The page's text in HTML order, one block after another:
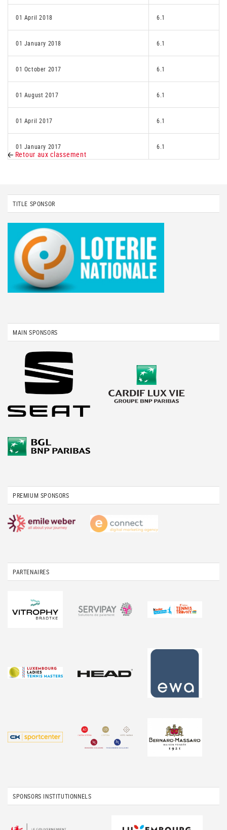
01 April 2018 6.1
01 January 2018 6.1
01 October 2017 6.1
01 August 2017 6.1
01 April 2017 6.1
01 January 2017 6.1
Retour aux classement
TITLE SPONSOR
MAIN SPONSORS
PREMIUM SPONSORS
PARTENAIRES
SPONSORS INSTITUTIONNELS